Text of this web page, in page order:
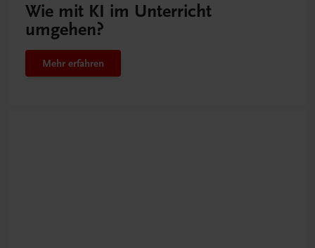
Wie mit KI im Unterricht
umgehen?
Mehr erfahren